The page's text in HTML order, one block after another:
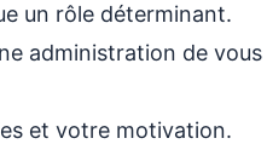
un rôle déterminant.
administration de
et votre motivation.